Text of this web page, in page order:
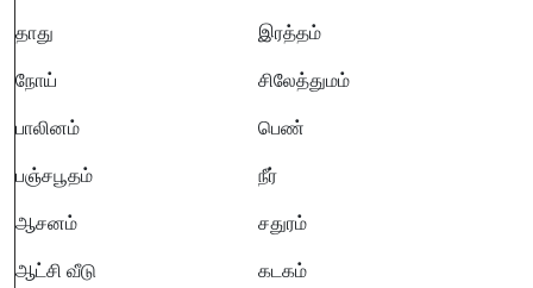
தாது இரத்தம்
நோய் சிலேத்துமம்
பாலினம் பெண்
பஞ்சபூதம் நீர்
ஆசனம் சதுரம்
ஆட்சி வீடு கடகம்